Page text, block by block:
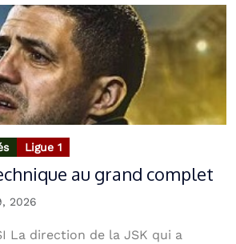
Ligue 1
au grand complet
2026
La direction de la JSK qui a